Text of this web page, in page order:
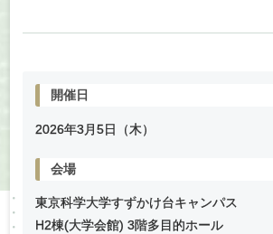
開催日
2026年3月5日（木）
会場
東京科学大学すずかけ台キャンパス
H2棟(大学会館) 3階多目的ホール